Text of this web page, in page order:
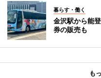
暮らす・働く
金沢駅から能
券の販売も
も